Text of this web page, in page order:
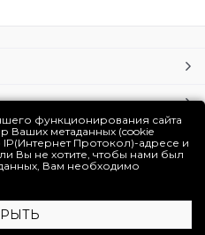
сайта
функционирования сайта
Ваших метаданных (cookie
Протокол)-адресе и
Вы не хотите, чтобы нами был
Вам необходимо